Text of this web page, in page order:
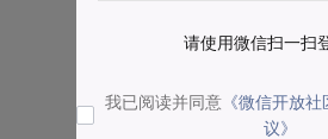
请使用微信扫一扫
我已阅读并同意 《微信开放
议》